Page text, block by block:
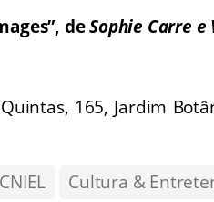
deSophie Carre
165, Jardim
CNIEL Cultura &